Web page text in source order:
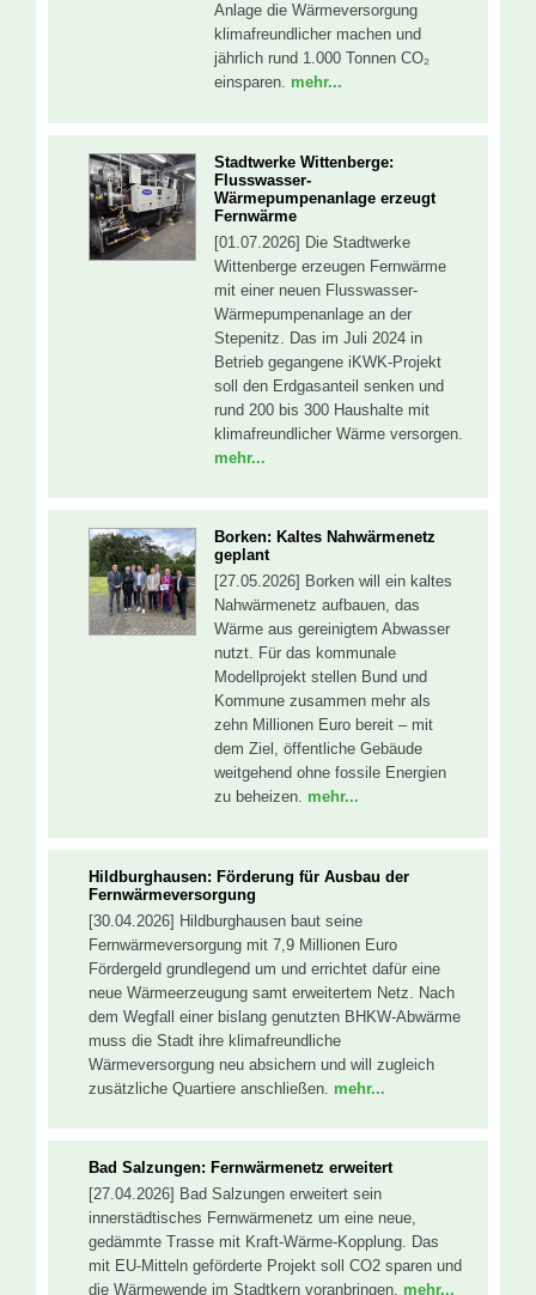
Anlage die Wärmeversorgung
klimafreundlicher machen und
jährlich rund 1.000 Tonnen CO₂
einsparen. mehr...
Stadtwerke Wittenberge:
Flusswasser-
Wärmepumpenanlage erzeugt
Fernwärme
[01.07.2026] Die Stadtwerke
Wittenberge erzeugen Fernwärme
mit einer neuen Flusswasser-
Wärmepumpenanlage an der
Stepenitz. Das im Juli 2024 in
Betrieb gegangene iKWK-Projekt
soll den Erdgasanteil senken und
rund 200 bis 300 Haushalte mit
klimafreundlicher Wärme versorgen.
mehr...
Borken: Kaltes Nahwärmenetz
geplant
[27.05.2026] Borken will ein kaltes
Nahwärmenetz aufbauen, das
Wärme aus gereinigtem Abwasser
nutzt. Für das kommunale
Modellprojekt stellen Bund und
Kommune zusammen mehr als
zehn Millionen Euro bereit – mit
dem Ziel, öffentliche Gebäude
weitgehend ohne fossile Energien
zu beheizen. mehr...
Hildburghausen: Förderung für Ausbau der
Fernwärmeversorgung
[30.04.2026] Hildburghausen baut seine
Fernwärmeversorgung mit 7,9 Millionen Euro
Fördergeld grundlegend um und errichtet dafür eine
neue Wärmeerzeugung samt erweitertem Netz. Nach
dem Wegfall einer bislang genutzten BHKW-Abwärme
muss die Stadt ihre klimafreundliche
Wärmeversorgung neu absichern und will zugleich
zusätzliche Quartiere anschließen. mehr...
Bad Salzungen: Fernwärmenetz erweitert
[27.04.2026] Bad Salzungen erweitert sein
innerstädtisches Fernwärmenetz um eine neue,
gedämmte Trasse mit Kraft-Wärme-Kopplung. Das
mit EU-Mitteln geförderte Projekt soll CO2 sparen und
die Wärmewende im Stadtkern voranbringen. mehr...